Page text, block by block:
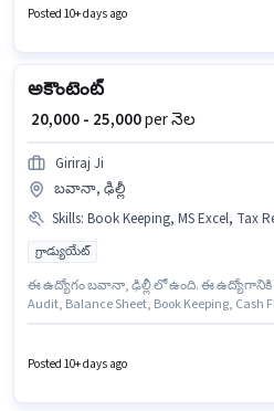
నియామకం జరుగుతోంది.
Posted 10+ days ago
అకౌంటెంట్
₹ 20,000 - 25,000per నెల
Giriraj Ji
బవానా, ఢిల్లీ
Skills: Book Keeping, MS Excel, Tax Returns, GST, Audit, Tally,
గ్రాడ్యుయేట్
ఈ ఉద్యోగం బవానా, ఢిల్లీ లో ఉంది. ఈ ఉద్యోగానికి
Audit, Balance Sheet, Book Keeping, Cash
ఉద్యోగం 3 - 6 ఏళ్లు సంవత్సరాల అనుభవం
ఉంటుంది. మీరు నెలకు ₹25000 వరకు
Posted 10+ days ago